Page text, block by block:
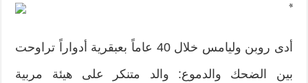
*
أدى روبن وليامس خلال 40 عاماً بعبقرية أدواراً تراوحت
بين الضحك والدموع: والد متنكر على هيئة مربية